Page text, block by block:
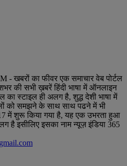
खबरों का फीवर एक समाचार वेब पोर्टल
की सभी ख़बरें हिंदी भाषा में ऑनलाइन
का स्टाइल ही अलग है, शुद्ध देशी भाषा में
को समझने के साथ साथ पढने में भी
में शुरू किया गया है, यह एक उभरता हुआ
है इसीलिए इसका नाम न्यूज़ इंडिया 365